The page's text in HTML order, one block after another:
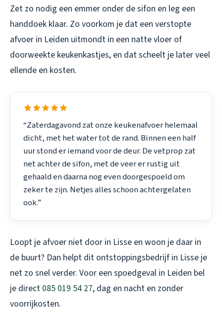
Zet zo nodig een emmer onder de sifon en leg een
handdoek klaar. Zo voorkom je dat een verstopte
afvoer in Leiden uitmondt in een natte vloer of
doorweekte keukenkastjes, en dat scheelt je later veel
ellende en kosten.
“Zaterdagavond zat onze keukenafvoer helemaal
dicht, met het water tot de rand. Binnen een half
uur stond er iemand voor de deur. De vetprop zat
net achter de sifon, met de veer er rustig uit
gehaald en daarna nog even doorgespoeld om
zeker te zijn. Netjes alles schoon achtergelaten
ook.”
Loopt je afvoer niet door in Lisse en woon je daar in
de buurt? Dan helpt dit ontstoppingsbedrijf in Lisse je
net zo snel verder. Voor een spoedgeval in Leiden bel
je direct 085 019 54 27, dag en nacht en zonder
voorrijkosten.